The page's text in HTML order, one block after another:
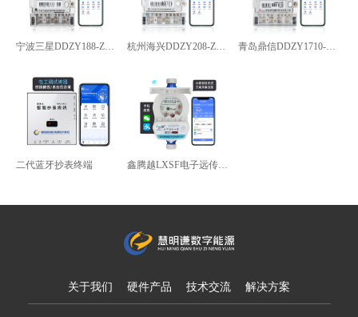
宁波三星DDZY188-Z型4G通讯智能电能表杭州海兴DDZY208-Z型RS485通讯智能电能表
青岛鼎信DDZY1710-Z型单
二代蓝牙抄表终端 鑫腾越LXSF电子远传智能水表
关于我们 硬件产品 技术交流 解决方案